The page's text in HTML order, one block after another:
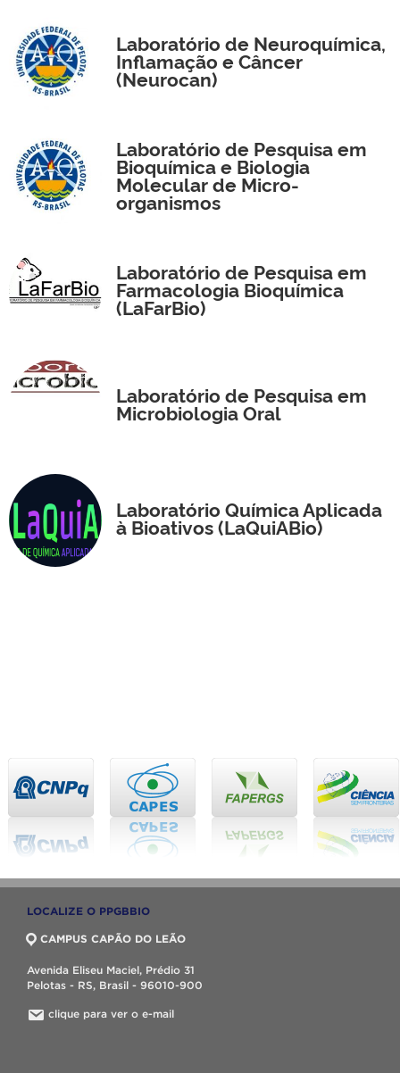
Laboratório de Neuroquímica,
Inflamação e Câncer
(Neurocan)
Laboratório de Pesquisa em
Bioquímica e Biologia
Molecular de Micro-
organismos
Laboratório de Pesquisa em
Farmacologia Bioquímica
(LaFarBio)
Laboratório de Pesquisa em
Microbiologia Oral
Laboratório Química Aplicada
à Bioativos (LaQuiABio)
LOCALIZE O PPGBBIO
CAMPUS CAPÃO DO LEÃO
Avenida Eliseu Maciel, Prédio 31
Pelotas - RS, Brasil - 96010-900
clique para ver o e-mail